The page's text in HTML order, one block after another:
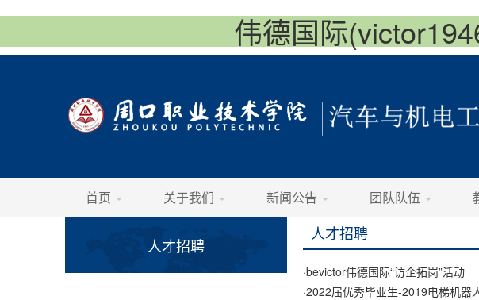
伟德国际
首页 关于我们 新闻公告 团队队伍
人才招聘
人才招聘
·bevictor伟德国际“访企拓岗”活动
·2022届优秀毕业生-2019电梯机器